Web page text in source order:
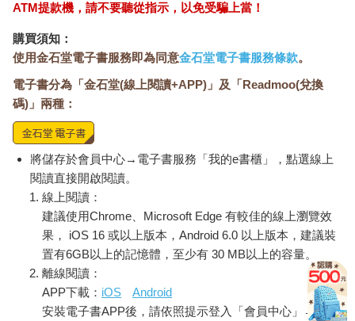
ATM提款機，請不要聽從指示，以免受騙上當！
購買須知：
使用金石堂電子書服務即為同意金石堂電子書服務條款。
電子書分為「金石堂(線上閱讀+APP)」及「Readmoo(兌換
碼)」兩種：
將儲存於會員中心→電子書服務「我的e書櫃」，點選線上
閱讀直接開啟閱讀。
線上閱讀：
建議使用Chrome、Microsoft Edge 有較佳的線上瀏覽效
果， iOS 16 或以上版本，Android 6.0 以上版本，建議裝
置有6GB以上的記憶體，至少有 30 MB以上的容量。
離線閱讀：
APP下載： iOS
Android
安裝電子書APP後，請依照提示登入「會員中心」→「我